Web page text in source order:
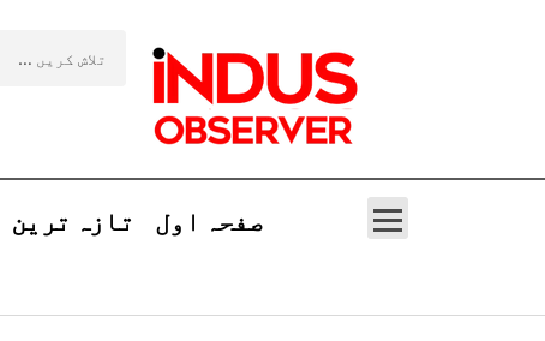
صفحہ اول تازہ ترین